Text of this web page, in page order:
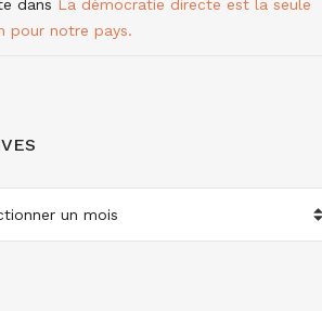
dans La démocratie directe est la seule
pour notre pays.